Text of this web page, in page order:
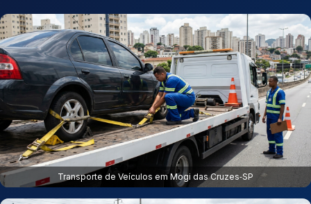
Transporte de Veículos em Mogi das Cruzes‑SP